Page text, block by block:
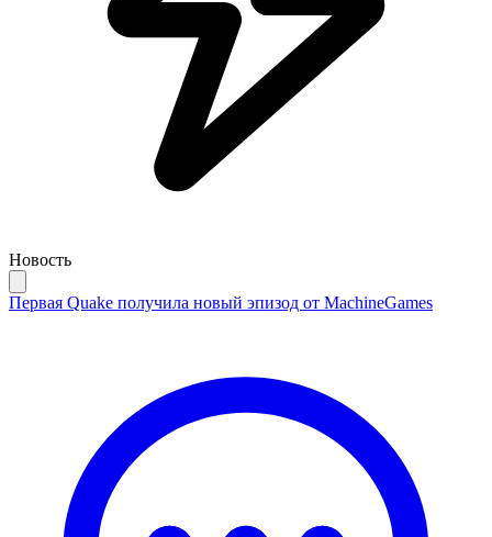
Новость
Первая Quake получила новый эпизод от MachineGames